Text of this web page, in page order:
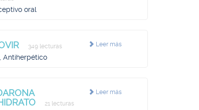
oral
Leer más
349 lecturas
Antiherpético
Leer más
21 lecturas